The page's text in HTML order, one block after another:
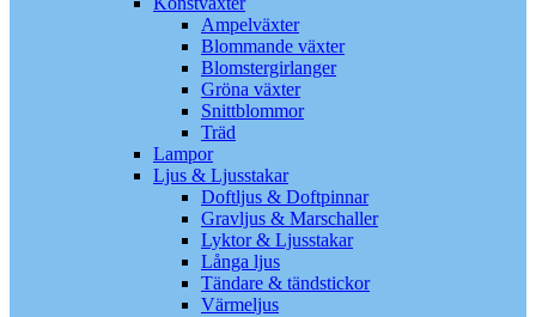
Ampelväxter
Blommande växter
Blomstergirlanger
Gröna växter
Snittblommor
Träd
Lampor
Ljus & Ljusstakar
Doftljus & Doftpinnar
Gravljus & Marschaller
Lyktor & Ljusstakar
Långa ljus
Tändare & tändstickor
Värmeljus